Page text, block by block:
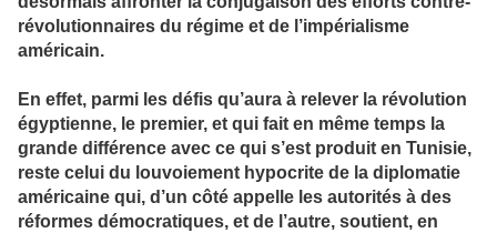
révolutionnaires du régime et de l’impérialisme
américain.
En effet, parmi les défis qu’aura à relever la révolution
égyptienne, le premier, et qui fait en même temps la
grande différence avec ce qui s’est produit en Tunisie,
reste celui du louvoiement hypocrite de la diplomatie
américaine qui, d’un côté appelle les autorités à des
réformes démocratiques, et de l’autre, soutient, en